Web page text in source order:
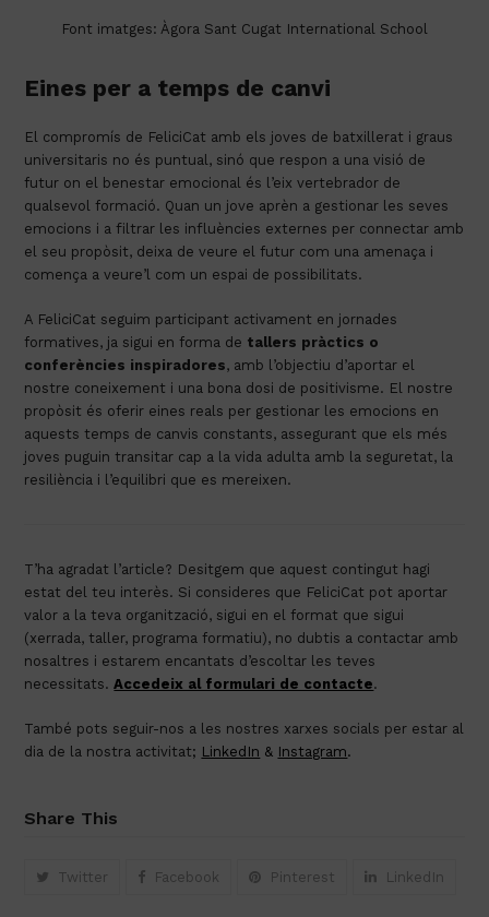
Font imatges: Àgora Sant Cugat International School
Eines per a temps de canvi
El compromís de FeliciCat amb els joves de batxillerat i graus
universitaris no és puntual, sinó que respon a una visió de
futur on el benestar emocional és l’eix vertebrador de
qualsevol formació. Quan un jove aprèn a gestionar les seves
emocions i a filtrar les influències externes per connectar amb
el seu propòsit, deixa de veure el futur com una amenaça i
comença a veure’l com un espai de possibilitats.
A FeliciCat seguim participant activament en jornades
formatives, ja sigui en forma de tallers pràctics o
conferències inspiradores, amb l’objectiu d’aportar el
nostre coneixement i una bona dosi de positivisme. El nostre
propòsit és oferir eines reals per gestionar les emocions en
aquests temps de canvis constants, assegurant que els més
joves puguin transitar cap a la vida adulta amb la seguretat, la
resiliència i l’equilibri que es mereixen.
T’ha agradat l’article? Desitgem que aquest contingut hagi
estat del teu interès. Si consideres que FeliciCat pot aportar
valor a la teva organització, sigui en el format que sigui
(xerrada, taller, programa formatiu), no dubtis a contactar amb
nosaltres i estarem encantats d’escoltar les teves
necessitats.Accedeix al formulari de contacte.
També pots seguir-nos a les nostres xarxes socials per estar al
dia de la nostra activitat; LinkedIn & Instagram.
Share This
Twitter Facebook Pinterest LinkedIn